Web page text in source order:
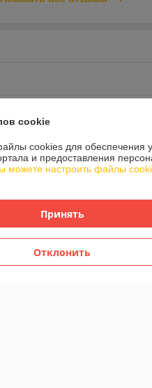
cookies
Deal.by
cookie
cookies для обеспечения
и предоставления
можете настроить файлы
Принять
Отклонить